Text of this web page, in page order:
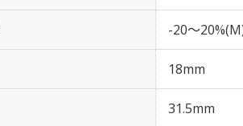
-20～
18mm
31.5mm